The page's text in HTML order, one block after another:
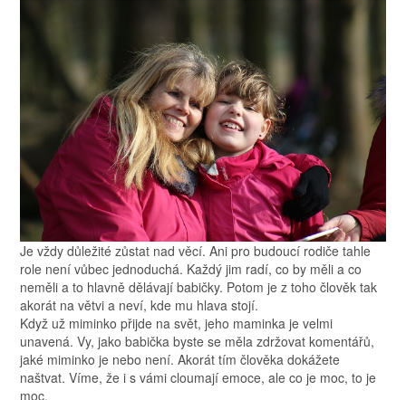
Je vždy důležité zůstat nad věcí. Ani pro budoucí rodiče tahle
role není vůbec jednoduchá. Každý jim radí, co by měli a co
neměli a to hlavně dělávají babičky. Potom je z toho člověk tak
akorát na větvi a neví, kde mu hlava stojí.
Když už miminko přijde na svět, jeho maminka je velmi
unavená. Vy, jako babička byste se měla zdržovat komentářů,
jaké miminko je nebo není. Akorát tím člověka dokážete
naštvat. Víme, že i s vámi cloumají emoce, ale co je moc, to je
moc.